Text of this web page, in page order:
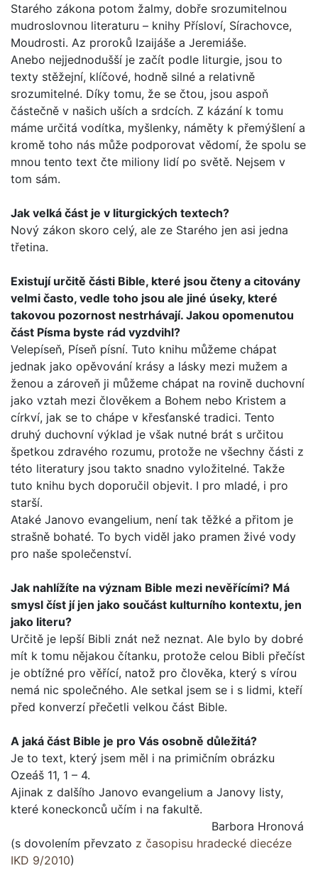
Starého zákona potom žalmy, dobře srozumitelnou
mudroslovnou literaturu – knihy Přísloví, Sírachovce,
Moudrosti. Az proroků Izaijáše a Jeremiáše.
Anebo nejjednodušší je začít podle liturgie, jsou to
texty stěžejní, klíčové, hodně silné a relativně
srozumitelné. Díky tomu, že se čtou, jsou aspoň
částečně v našich uších a srd­cích. Z kázání k tomu
máme určitá vodítka, myšlenky, náměty k přemýšlení a
kromě toho nás může podporovat vědomí, že spolu se
mnou tento text čte miliony lidí po světě. Nejsem v
tom sám.
Jak velká část je v liturgických textech?
Nový zákon skoro celý, ale ze Starého jen asi jedna
třetina.
Existují určitě části Bible, které jsou čteny a citovány
velmi často, vedle toho jsou ale jiné úseky, které
takovou pozor­nost nestrhávají. Jakou opomenutou
část Písma byste rád vyzdvihl?
Velepíseň, Píseň písní. Tuto knihu můžeme chápat
jednak jako opěvování krásy a lásky mezi mužem a
ženou a zároveň ji můžeme chápat na rovině duchovní
jako vztah mezi člově­kem a Bohem nebo Kristem a
církví, jak se to chápe v křesťan­ské tradici. Tento
druhý duchovní výklad je však nutné brát s určitou
špetkou zdravého rozumu, protože ne všechny části z
této literatury jsou takto snadno vyložitelné. Takže
tuto kni­hu bych doporučil objevit. I pro mladé, i pro
starší.
Ataké Janovo evangelium, není tak těžké a přitom je
strašně bohaté. To bych viděl jako pramen živé vody
pro naše spole­čenství.
Jak nahlížíte na význam Bible mezi nevěřícími? Má
smysl číst jí jen jako součást kulturního kontextu, jen
jako lite­ru?
Určitě je lepší Bibli znát než neznat. Ale bylo by dobré
mít k tomu nějakou čítanku, protože celou Bibli přečíst
je obtížné pro věřící, natož pro člověka, který s vírou
nemá nic společ­ného. Ale setkal jsem se i s lidmi, kteří
před konverzí přečetli velkou část Bible.
A jaká část Bible je pro Vás osobně důležitá?
Je to text, který jsem měl i na primičním obrázku
Ozeáš 11, 1 – 4.
Ajinak z dalšího Janovo evangelium a Janovy listy,
které koneckonců učím i na fakultě.
Barbora Hronová
(s dovolením převzato z časopisu hradecké diecéze
IKD 9/2010)